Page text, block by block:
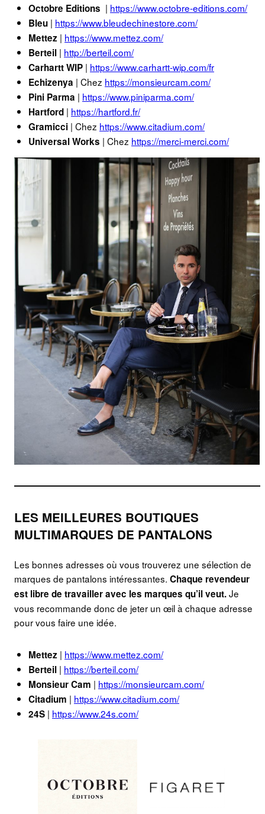
Octobre Editions | https://www.octobre-editions.com/
Bleu | https://www.bleudechinestore.com/
Mettez | https://www.mettez.com/
Berteil | http://berteil.com/
Carhartt WIP | https://www.carhartt-wip.com/fr
Echizenya | Chez https://monsieurcam.com/
Pini Parma | https://www.piniparma.com/
Hartford | https://hartford.fr/
Gramicci | Chez https://www.citadium.com/
Universal Works | Chez https://merci-merci.com/
LES MEILLEURES BOUTIQUES
MULTIMARQUES DE PANTALONS
Les bonnes adresses où vous trouverez une sélection de
marques de pantalons intéressantes. Chaque revendeur
est libre de travailler avec les marques qu’il veut.Je
vous recommande donc de jeter un œil à chaque adresse
pour vous faire une idée.
Mettez | https://www.mettez.com/
Berteil | https://berteil.com/
Monsieur Cam | https://monsieurcam.com/
Citadium | https://www.citadium.com/
24S | https://www.24s.com/